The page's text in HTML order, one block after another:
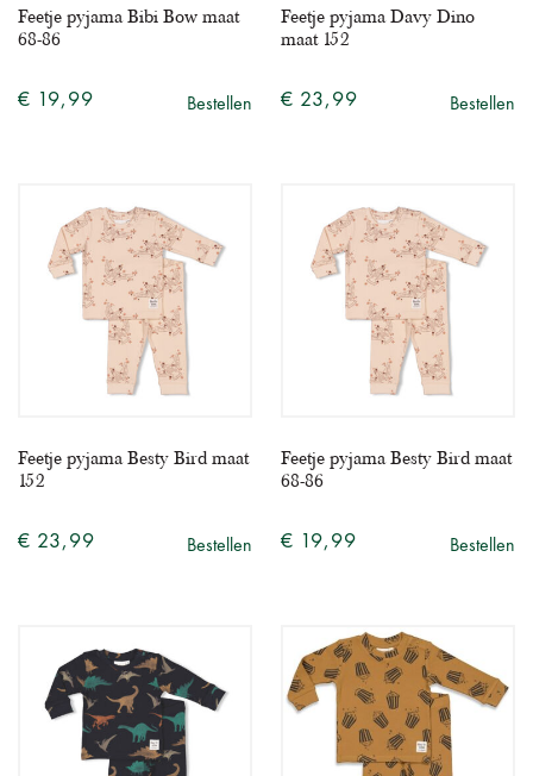
Feetje pyjama Bibi Bow maat
68-86
€ 19,99 Bestellen
Feetje pyjama Davy Dino
maat 152
€ 23,99 Bestellen
Feetje pyjama Besty Bird maat
152
€ 23,99 Bestellen
Feetje pyjama Besty Bird maat
68-86
€ 19,99 Bestellen